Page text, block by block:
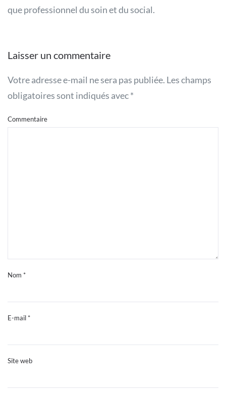
que professionnel du soin et du social.
Laisser un commentaire
Votre adresse e-mail ne sera pas publiée. Les champs
obligatoires sont indiqués avec*
Commentaire
Nom *
E-mail *
Site web